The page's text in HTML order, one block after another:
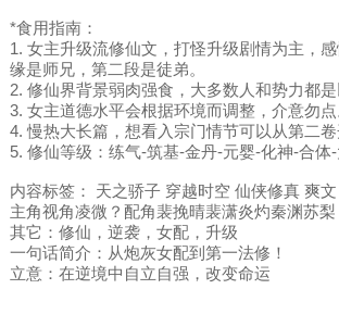
*食用指南：
1. 女主升级流修仙文，打怪升级剧情为主，
缘是师兄，第二段是徒弟。
2. 修仙界背景弱肉强食，大多数人和势力都是
3. 女主道德水平会根据环境而调整，介意勿点
4. 慢热大长篇，想看入宗门情节可以从第二卷
5. 修仙等级：练气-筑基-金丹-元婴-化神-合体
内容标签： 天之骄子 穿越时空 仙侠修真 爽
主角视角凌微？配角裴挽晴裴潇炎灼秦渊苏梨
其它：修仙，逆袭，女配，升级
一句话简介：从炮灰女配到第一法修！
立意：在逆境中自立自强，改变命运